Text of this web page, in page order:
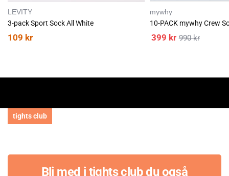
LEVITY
3-pack Sport Sock All White
109 kr
mywhy
10-PACK mywhy Crew
990kr
399 kr
tights club
Bli med i tights club du også